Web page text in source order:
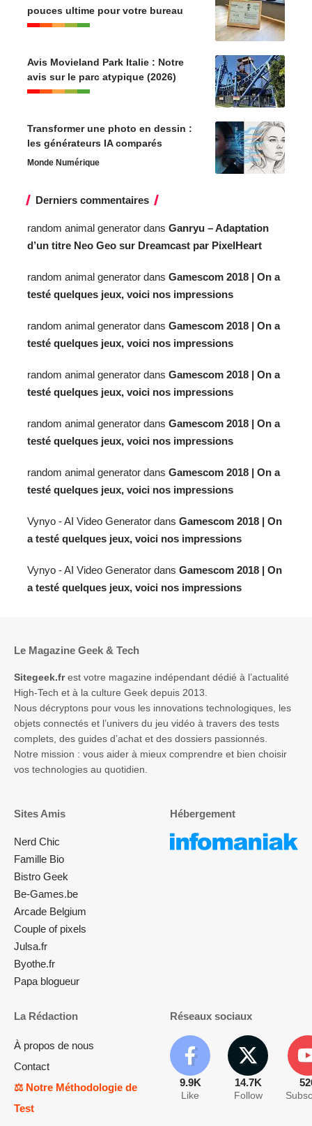
pouces ultime pour votre bureau
Avis Movieland Park Italie : Notre
avis sur le parc atypique (2026)
Transformer une photo en dessin :
les générateurs IA comparés
Monde Numérique
Derniers commentaires
random animal generator dans Ganryu – Adaptation
d’un titre Neo Geo sur Dreamcast par PixelHeart
random animal generator dans Gamescom 2018 | On a
testé quelques jeux, voici nos impressions
random animal generator dans Gamescom 2018 | On a
testé quelques jeux, voici nos impressions
random animal generator dans Gamescom 2018 | On a
testé quelques jeux, voici nos impressions
random animal generator dans Gamescom 2018 | On a
testé quelques jeux, voici nos impressions
random animal generator dans Gamescom 2018 | On a
testé quelques jeux, voici nos impressions
Vynyo - AI Video Generator dans Gamescom 2018 | On
a testé quelques jeux, voici nos impressions
Vynyo - AI Video Generator dans Gamescom 2018 | On
a testé quelques jeux, voici nos impressions
Le Magazine Geek & Tech
Sitegeek.frest votre magazine indépendant dédié à l’actualité
High-Tech et à la culture Geek depuis 2013.
Nous décryptons pour vous les innovations technologiques, les
objets connectés et l’univers du jeu vidéo à travers des tests
complets, des guides d’achat et des dossiers passionnés.
Notre mission : vous aider à mieux comprendre et bien choisir
vos technologies au quotidien.
Sites Amis
Nerd Chic
Famille Bio
Bistro Geek
Be-Games.be
Arcade Belgium
Couple of pixels
Julsa.fr
Byothe.fr
Papa blogueur
Hébergement
La Rédaction
À propos de nous
Contact
⚖️ Notre Méthodologie de
Test
Réseaux sociaux
9.9K
Like
14.7K
Follow